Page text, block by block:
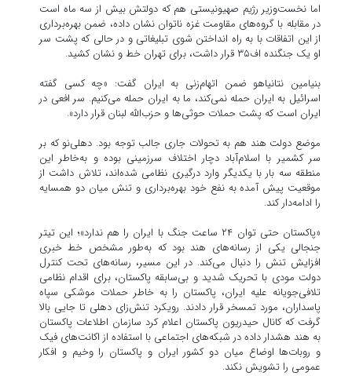
اما نخست‌وزیر رژیم صهیونیستی هم که دولتش بیش از سه ماه است
در مقابله با گروه‌های مقاومت غزه ناتوان نشان داده، ضمن بهره‌برداری
از این اتفاقات با به راه انداختن شوی تبلیغاتی و در حالی که پشت سر
او یک جنگنده اف۳۵ قرار داشت، برای تهران خط و نشان کشید.
بنیامین نتانیاهو ضمن اتهام‌زنی به ایران گفت: «چه کسی گفته
اسرائیل به ایران حمله نمی‌کند، ما به ایران حمله می‌کنیم. سر افعی در
ایران است که پشت حملات حوثی‌ها و حزب‌الله لبنان قرار دارد».
موضع دولت هند هم به تحولات جاری جالب توجه بود. دهلی‌نو که بر
سر کشمیر با اسلام‌آباد دچار اختلاف سرزمینی بوده و به‌خاطر این
منطقه سه بار با یکدیگر وارد درگیری نظامی شده‌اند، تلاش داشت از
موقعیت پیش آمده به نفع خود بهره‌برداری و تنش میان دو همسایه
را ادامه‌دار کند.
«پاکستان حتی توان ۲۴ ساعت جنگ با ایران را هم ندارد»؛ این تیتر
جنجالی یکی از رسانه‌های هند بود که به‌طور مشخص خط خبری
افزایش تنش را دنبال می‌کند. در این مسیر، رسانه‌های تحت کنترل
دولت مودی با تحریک شدید و بی‌سابقه پاکستان، برای اقدام نظامی
تلافی‌جویانه علیه ایران، پاکستان را به خاطر حملات موشکی سپاه
پاسداران، مورد تمسخر قرار دادند. رویکرد تنش‌زای دهلی تا جایی بالا
گرفت که کانال حیدریون پاکستان اعلام کرد سازمان اطلاعات پاکستان
به هند هشدار داده در شبکه‌های اجتماعی با استفاده از اکانت‌های فیک
و روبات‌ها اوضاع میان دو کشور ایران و پاکستان را وخیم‌ و افکار
عمومی را تشویش نکند.